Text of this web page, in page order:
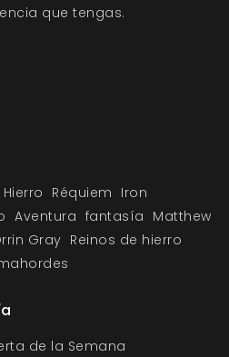
que tengas.
Réquiem Iron
Aventura fantasía Matthew
Gray Reinos de hierro
de la Semana